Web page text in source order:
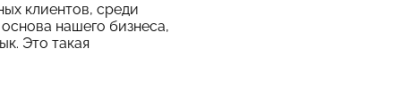
клиентов, среди
нашего бизнеса,
Это такая